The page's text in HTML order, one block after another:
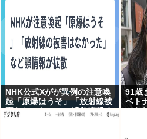
NHK公式Xがが異例の注意喚
起「原爆はうそ」「放射線被
害なかった」SNS拡散情報め
91歳
ベト